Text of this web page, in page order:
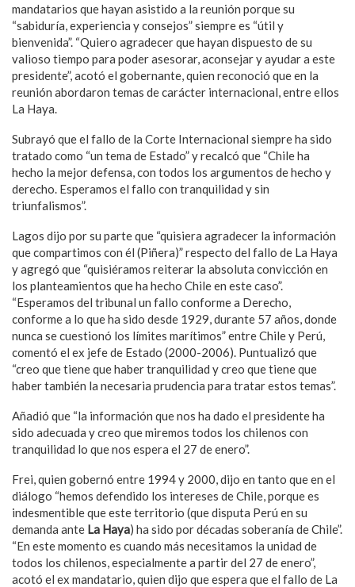
mandatarios que hayan asistido a la reunión porque su
“sabiduría, experiencia y consejos” siempre es “útil y
bienvenida”. “Quiero agradecer que hayan dispuesto de su
valioso tiempo para poder asesorar, aconsejar y ayudar a este
presidente”, acotó el gobernante, quien reconoció que en la
reunión abordaron temas de carácter internacional, entre ellos
La Haya.
Subrayó que el fallo de la Corte Internacional siempre ha sido
tratado como “un tema de Estado” y recalcó que “Chile ha
hecho la mejor defensa, con todos los argumentos de hecho y
derecho. Esperamos el fallo con tranquilidad y sin
triunfalismos”.
Lagos dijo por su parte que “quisiera agradecer la información
que compartimos con él (Piñera)” respecto del fallo de La Haya
y agregó que “quisiéramos reiterar la absoluta convicción en
los planteamientos que ha hecho Chile en este caso”.
“Esperamos del tribunal un fallo conforme a Derecho,
conforme a lo que ha sido desde 1929, durante 57 años, donde
nunca se cuestionó los límites marítimos” entre Chile y Perú,
comentó el ex jefe de Estado (2000-2006). Puntualizó que
“creo que tiene que haber tranquilidad y creo que tiene que
haber también la necesaria prudencia para tratar estos temas”.
Añadió que “la información que nos ha dado el presidente ha
sido adecuada y creo que miremos todos los chilenos con
tranquilidad lo que nos espera el 27 de enero”.
Frei, quien gobernó entre 1994 y 2000, dijo en tanto que en el
diálogo “hemos defendido los intereses de Chile, porque es
indesmentible que este territorio (que disputa Perú en su
demanda ante La Haya) ha sido por décadas soberanía de Chile”.
“En este momento es cuando más necesitamos la unidad de
todos los chilenos, especialmente a partir del 27 de enero”,
acotó el ex mandatario, quien dijo que espera que el fallo de La